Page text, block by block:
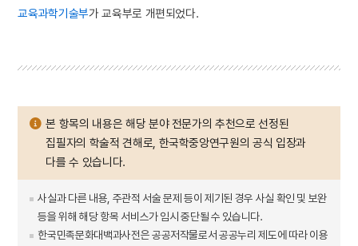
교육과학기술부가 교육부로 개편되었다.
본 항목의 내용은 해당 분야 전문가의 추천으로 선정된
집필자의 학술적 견해로, 한국학중앙연구원의 공식 입장과
다를 수 있습니다.
사실과 다른 내용, 주관적 서술 문제 등이 제기된 경우 사실 확인 및 보완
등을 위해 해당 항목 서비스가 임시 중단될 수 있습니다.
한국민족문화대백과사전은 공공저작물로서 공공누리 제도에 따라 이용